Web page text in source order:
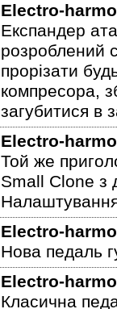
Electro-
Експандер
розроблений
прорізати
компресора,
загубитися в
Electro-
Той же
Small Clone з
Налаштування
Electro-
Нова педаль
Electro-